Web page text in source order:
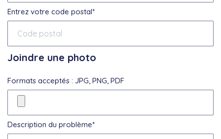
Entrez votre code postal*
Joindre une photo
Formats acceptés : JPG, PNG, PDF
Description du problème*